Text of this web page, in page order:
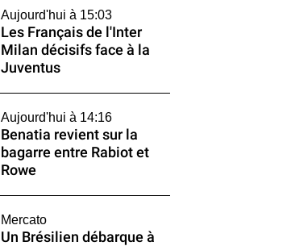
Aujourd'hui à 15:03
Les Français de l'Inter
Milan décisifs face à la
Juventus
Aujourd'hui à 14:16
Benatia revient sur la
bagarre entre Rabiot et
Rowe
Mercato
Un Brésilien débarque à